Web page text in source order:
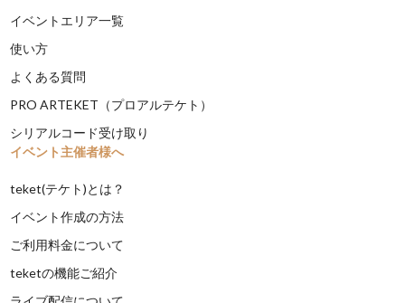
イベントエリア一覧
使い方
よくある質問
PRO ARTEKET（プロアルテケト）
シリアルコード受け取り
イベント主催者様へ
teket(テケト)とは？
イベント作成の方法
ご利用料金について
teketの機能ご紹介